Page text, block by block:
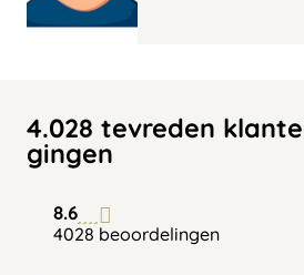
4.028 tevreden
gingen
8.6
4028 beoordelingen